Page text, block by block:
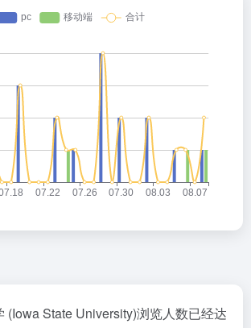
b
o
(Iowa State University)浏览人数已经达